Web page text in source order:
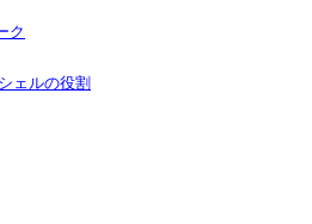
ク
ェルの役割